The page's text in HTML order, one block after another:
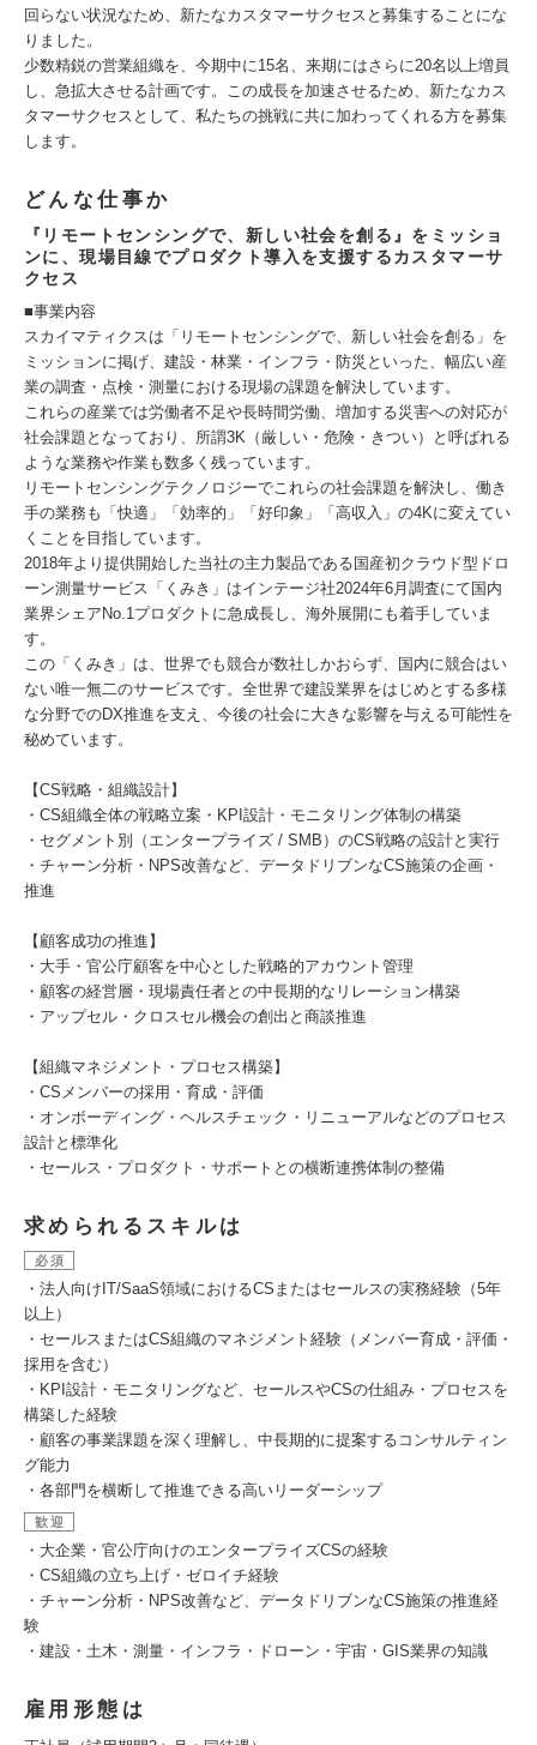
回らない状況なため、新たなカスタマーサクセスと募集することにな
りました。
少数精鋭の営業組織を、今期中に15名、来期にはさらに20名以上増員
し、急拡大させる計画です。この成長を加速させるため、新たなカス
タマーサクセスとして、私たちの挑戦に共に加わってくれる方を募集
します。
どんな仕事か
『リモートセンシングで、新しい社会を創る』をミッショ
ンに、現場目線でプロダクト導入を支援するカスタマーサ
クセス
■事業内容
スカイマティクスは「リモートセンシングで、新しい社会を創る」を
ミッションに掲げ、建設・林業・インフラ・防災といった、幅広い産
業の調査・点検・測量における現場の課題を解決しています。
これらの産業では労働者不足や長時間労働、増加する災害への対応が
社会課題となっており、所謂3K（厳しい・危険・きつい）と呼ばれる
ような業務や作業も数多く残っています。
リモートセンシングテクノロジーでこれらの社会課題を解決し、働き
手の業務も「快適」「効率的」「好印象」「高収入」の4Kに変えてい
くことを目指しています。
2018年より提供開始した当社の主力製品である国産初クラウド型ドロ
ーン測量サービス「くみき」はインテージ社2024年6月調査にて国内
業界シェアNo.1プロダクトに急成長し、海外展開にも着手していま
す。
この「くみき」は、世界でも競合が数社しかおらず、国内に競合はい
ない唯一無二のサービスです。全世界で建設業界をはじめとする多様
な分野でのDX推進を支え、今後の社会に大きな影響を与える可能性を
秘めています。
【CS戦略・組織設計】
・CS組織全体の戦略立案・KPI設計・モニタリング体制の構築
・セグメント別（エンタープライズ / SMB）のCS戦略の設計と実行
・チャーン分析・NPS改善など、データドリブンなCS施策の企画・
推進
【顧客成功の推進】
・大手・官公庁顧客を中心とした戦略的アカウント管理
・顧客の経営層・現場責任者との中長期的なリレーション構築
・アップセル・クロスセル機会の創出と商談推進
【組織マネジメント・プロセス構築】
・CSメンバーの採用・育成・評価
・オンボーディング・ヘルスチェック・リニューアルなどのプロセス
設計と標準化
・セールス・プロダクト・サポートとの横断連携体制の整備
求められるスキルは
必須
・法人向けIT/SaaS領域におけるCSまたはセールスの実務経験（5年
以上）
・セールスまたはCS組織のマネジメント経験（メンバー育成・評価・
採用を含む）
・KPI設計・モニタリングなど、セールスやCSの仕組み・プロセスを
構築した経験
・顧客の事業課題を深く理解し、中長期的に提案するコンサルティン
グ能力
・各部門を横断して推進できる高いリーダーシップ
歓迎
・大企業・官公庁向けのエンタープライズCSの経験
・CS組織の立ち上げ・ゼロイチ経験
・チャーン分析・NPS改善など、データドリブンなCS施策の推進経
験
・建設・土木・測量・インフラ・ドローン・宇宙・GIS業界の知識
雇用形態は